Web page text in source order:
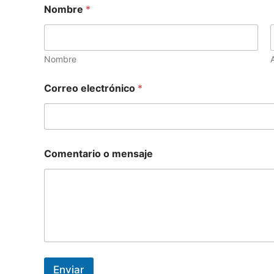
Nombre *
Nombre
Correo electrónico *
o
m
o
Comentario o mensaje
Enviar